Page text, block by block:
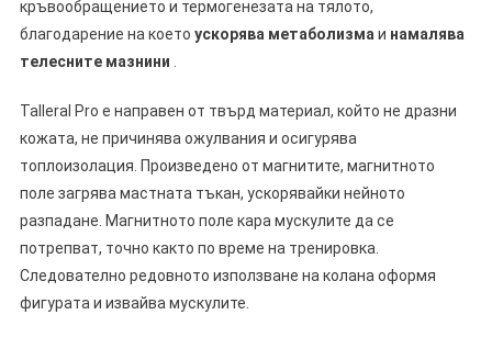
кръвообращението и термогенезата на тялото,
благодарение на което ускорява метаболизма и намалява
телесните мазнини
Talleral Pro е направен от твърд материал, който не дразни
кожата, не причинява ожулвания и осигурява
топлоизолация. Произведено от магнитите, магнитното
поле загрява мастната тъкан, ускорявайки нейното
разпадане. Магнитното поле кара мускулите да се
потрепват, точно както по време на тренировка.
Следователно редовното използване на колана оформя
фигурата и извайва мускулите.